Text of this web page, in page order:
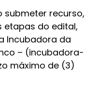
submeter recurso,
etapas do edital,
Incubadora da
– (incubadora-
máximo de (3)